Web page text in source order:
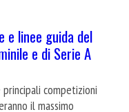
e linee guida del
e di Serie A
competizioni
il massimo